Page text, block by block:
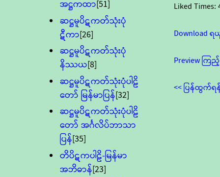
အဋ္ဌကထာ[51]
ဆဋ္ဌမူပိဋကတ်သုံးပုံ
ဋီကာ[26]
ဆဋ္ဌမူပိဋကတ်သုံးပုံ
နိဿယ[8]
ဆဋ္ဌမူပိဋကတ်သုံးပုံပါဠိ
တော် မြန်မာပြန်[32]
ဆဋ္ဌမူပိဋကတ်သုံးပုံပါဠိ
တော် အင်္ဂလိပ်ဘာသာ
ပြန်[35]
တိပိဋကပါဠိ-မြန်မာ
အဘိဓာန်[23]
Liked Times:
Download
Preview ကြ
<< ပြန်ထွက်ရ